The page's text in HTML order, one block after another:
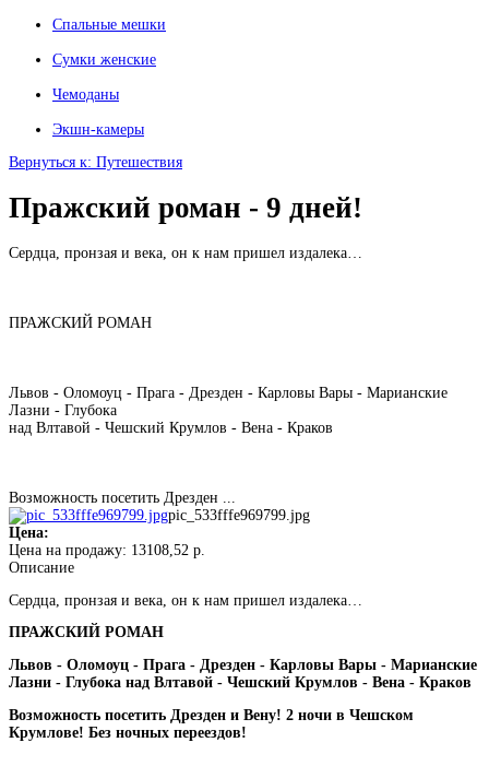
Спальные мешки
Сумки женские
Чемоданы
Экшн-камеры
Вернуться к: Путешествия
Пражский роман - 9 дней!
Сердца, пронзая и века, он к нам пришел издалека…
ПРАЖСКИЙ РОМАН
Львов - Оломоуц - Прага - Дрезден - Карловы Вары - Марианские
Лазни - Глубока
над Влтавой - Чешский Крумлов - Вена - Краков
Возможность посетить Дрезден ...
pic_533fffe969799.jpg
Цена:
Цена на продажу: 13108,52 р.
Описание
Сердца, пронзая и века, он к нам пришел издалека…
ПРАЖСКИЙ РОМАН
Львов - Оломоуц - Прага - Дрезден - Карловы Вары - Марианские
Лазни - Глубока над Влтавой - Чешский Крумлов - Вена - Краков
Возможность посетить Дрезден и Вену! 2 ночи в Чешском
Крумлове! Без ночных переездов!